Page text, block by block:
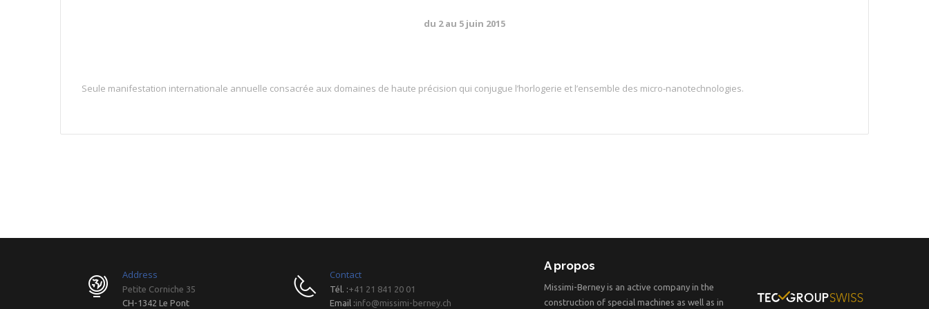
du 2 au 5 juin 2015
Seule manifestation internationale annuelle consacrée aux domaines de haute précision qui conjugue l’horlogerie et l’ensemble des micro-nanotechnologies.
Address
Petite Corniche 35
CH-1342 Le Pont
Contact
Tél. :+41 21 841 20 01
Email :info@missimi-berney.ch
A propos
Missimi-Berney is an active company in the
construction of special machines as well as in